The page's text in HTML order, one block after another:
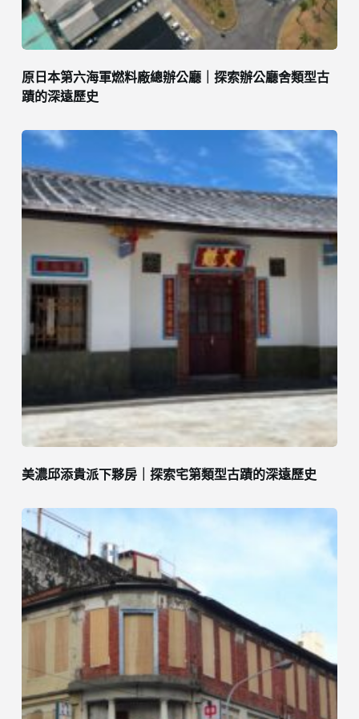
原日本第六海軍燃料廠總辦公廳｜探索辦公廳舍類型古
蹟的深遠歷史
美濃邱添貴派下夥房｜探索宅第類型古蹟的深遠歷史